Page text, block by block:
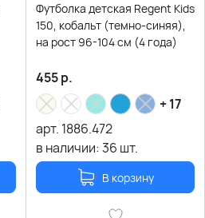
Футболка детская Regent Kids
150, кобальт (темно-синяя),
на рост 96-104 см (4 года)
455р.
+ 17
арт. 1886.472
в наличии:36 шт.
В корзину